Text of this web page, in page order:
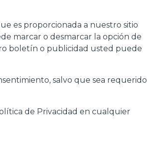
es proporcionada a nuestro sitio
marcar o desmarcar la opción de
boletín o publicidad usted puede
salvo que sea requerido
de Privacidad en cualquier